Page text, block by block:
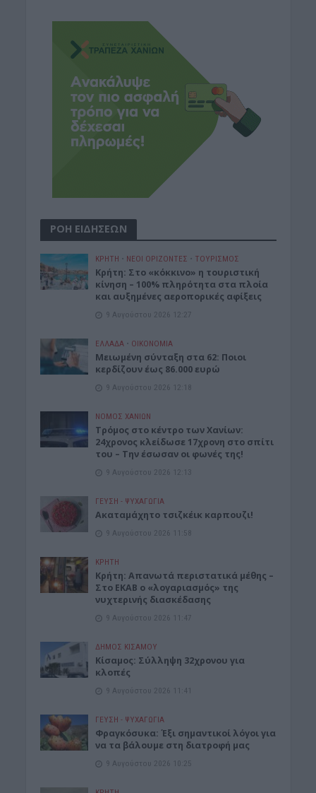
ΡΟΗ ΕΙΔΗΣΕΩΝ
ΚΡΗΤΗ • ΝΕΟΙ ΟΡΙΖΟΝΤΕΣ • ΤΟΥΡΙΣΜΟΣ
Κρήτη: Στο «κόκκινο» η τουριστική
κίνηση – 100% πληρότητα στα πλοία
και αυξημένες αεροπορικές αφίξεις
9 Αυγούστου 2026 12:27
ΕΛΛΑΔΑ • ΟΙΚΟΝΟΜΙΑ
Μειωμένη σύνταξη στα 62: Ποιοι
κερδίζουν έως 86.000 ευρώ
9 Αυγούστου 2026 12:18
ΝΟΜΌΣ ΧΑΝΊΩΝ
Τρόμος στο κέντρο των Χανίων:
24χρονος κλείδωσε 17χρονη στο σπίτι
του – Την έσωσαν οι φωνές της!
9 Αυγούστου 2026 12:13
ΓΕΎΣΗ - ΨΥΧΑΓΩΓΊΑ
Ακαταμάχητο τσιζκέικ καρπουζι!
9 Αυγούστου 2026 11:58
ΚΡΗΤΗ
Κρήτη: Απανωτά περιστατικά μέθης –
Στο ΕΚΑΒ ο «λογαριασμός» της
νυχτερινής διασκέδασης
9 Αυγούστου 2026 11:47
ΔΉΜΟΣ ΚΙΣΆΜΟΥ
Κίσαμος: Σύλληψη 32χρονου για
κλοπές
9 Αυγούστου 2026 11:41
ΓΕΎΣΗ - ΨΥΧΑΓΩΓΊΑ
Φραγκόσυκα: Έξι σημαντικοί λόγοι για
να τα βάλουμε στη διατροφή μας
9 Αυγούστου 2026 10:25